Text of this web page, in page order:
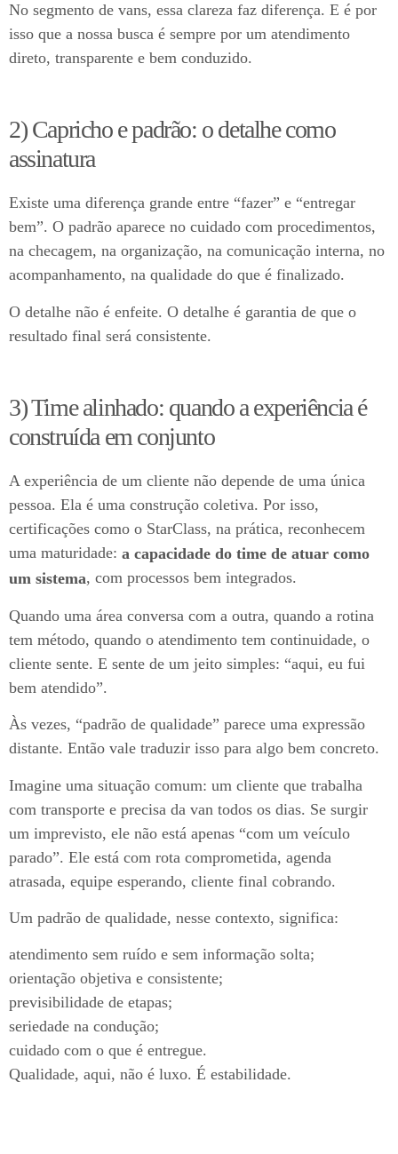
No segmento de vans, essa clareza faz diferença. E é por
isso que a nossa busca é sempre por um atendimento
direto, transparente e bem conduzido.
2) Capricho e padrão: o detalhe como
assinatura
Existe uma diferença grande entre “fazer” e “entregar
bem”. O padrão aparece no cuidado com procedimentos,
na checagem, na organização, na comunicação interna, no
acompanhamento, na qualidade do que é finalizado.
O detalhe não é enfeite. O detalhe é garantia de que o
resultado final será consistente.
3) Time alinhado: quando a experiência é
construída em conjunto
A experiência de um cliente não depende de uma única
pessoa. Ela é uma construção coletiva. Por isso,
certificações como o StarClass, na prática, reconhecem
uma maturidade: a capacidade do time de atuar como
um sistema, com processos bem integrados.
Quando uma área conversa com a outra, quando a rotina
tem método, quando o atendimento tem continuidade, o
cliente sente. E sente de um jeito simples: “aqui, eu fui
bem atendido”.
Às vezes, “padrão de qualidade” parece uma expressão
distante. Então vale traduzir isso para algo bem concreto.
Imagine uma situação comum: um cliente que trabalha
com transporte e precisa da van todos os dias. Se surgir
um imprevisto, ele não está apenas “com um veículo
parado”. Ele está com rota comprometida, agenda
atrasada, equipe esperando, cliente final cobrando.
Um padrão de qualidade, nesse contexto, significa:
atendimento sem ruído e sem informação solta;
orientação objetiva e consistente;
previsibilidade de etapas;
seriedade na condução;
cuidado com o que é entregue.
Qualidade, aqui, não é luxo. É estabilidade.